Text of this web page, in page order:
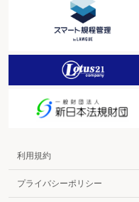
利用規約
プライバシーポリシー